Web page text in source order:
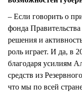
– Если говорить о
фонда
решения и
роль играет. И да, в
благодаря усилиям
средств из
что мы по всей